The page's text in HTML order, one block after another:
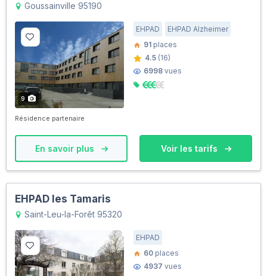
Goussainville 95190
9
EHPAD
EHPAD Alzheimer
91 places
4.5 (16)
6998 vues
Résidence partenaire
En savoir plus Voir les tarifs
EHPAD les Tamaris
Saint-Leu-la-Forêt 95320
EHPAD
60 places
4937 vues